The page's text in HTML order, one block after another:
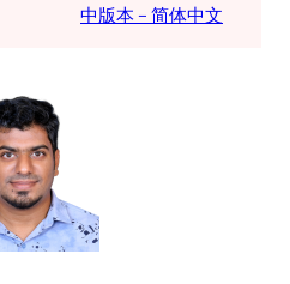
中版本 – 简体中文